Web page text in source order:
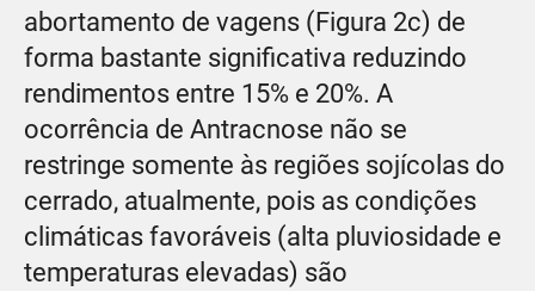
abortamento de vagens (Figura 2c) de
forma bastante significativa reduzindo
rendimentos entre 15% e 20%. A
ocorrência de Antracnose não se
restringe somente às regiões sojícolas do
cerrado, atualmente, pois as condições
climáticas favoráveis (alta pluviosidade e
temperaturas elevadas) são